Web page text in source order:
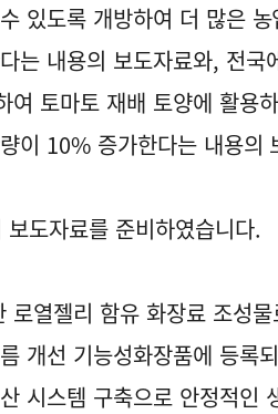
있도록 개방하여 더 많은
는 내용의 보도자료와, 전국
여 토마토 재배 토양에 활용
이 10% 증가한다는 내용의
도자료를 준비하였습니다.
로열젤리 함유 화장료 조성
개선 기능성화장품에 등록
시스템 구축으로 안정적인